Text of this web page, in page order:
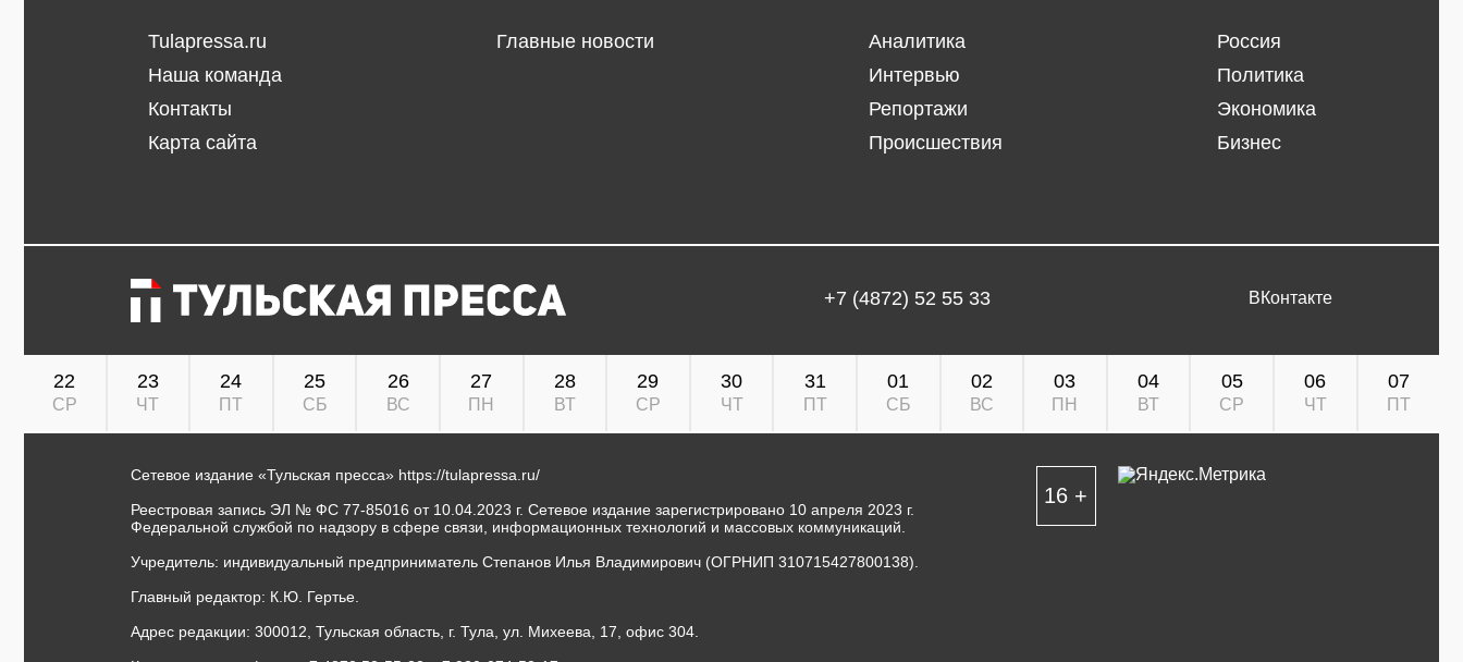
Tulapressa.ru
Наша команда
Контакты
Карта сайта
Главные новости
Аналитика
Интервью
Репортажи
Происшествия
Россия
Политика
Экономика
Бизнес
+7 (4872) 52 55 33 ВКонтакте
22
СР
23
ЧТ
24
ПТ
25
СБ
26
ВС
27
ПН
28
ВТ
29
СР
30
ЧТ
31
ПТ
01
СБ
02
ВС
03
ПН
04
ВТ
05
СР
06
ЧТ
07
ПТ
Сетевое издание «Тульская пресса» https://tulapressa.ru/
Реестровая запись ЭЛ № ФС 77-85016 от 10.04.2023 г. Сетевое издание зарегистрировано 10 апреля 2023 г.
Федеральной службой по надзору в сфере связи, информационных технологий и массовых коммуникаций.
Учредитель: индивидуальный предприниматель Степанов Илья Владимирович (ОГРНИП 310715427800138).
Главный редактор: К.Ю. Гертье.
Адрес редакции: 300012, Тульская область, г. Тула, ул. Михеева, 17, офис 304.
16 +